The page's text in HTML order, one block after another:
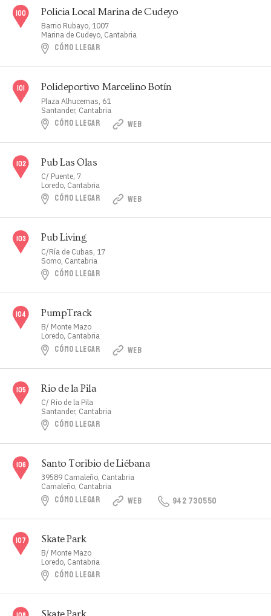
Policia Local Marina de Cudeyo
Barrio Rubayo, 1007
Marina de Cudeyo, Cantabria
CÓMO LLEGAR
Polideportivo Marcelino Botín
Plaza Alhucemas, 61
Santander, Cantabria
CÓMO LLEGAR WEB
Pub Las Olas
C/ Puente, 7
Loredo, Cantabria
CÓMO LLEGAR WEB
Pub Living
C/Ría de Cubas, 17
Somo, Cantabria
CÓMO LLEGAR
PumpTrack
B/ Monte Mazo
Loredo, Cantabria
CÓMO LLEGAR WEB
Rio de la Pila
C/ Rio de la Pila
Santander, Cantabria
CÓMO LLEGAR
Santo Toribio de Liébana
39589 Camaleño, Cantabria
Camaleño, Cantabria
CÓMO LLEGAR WEB 942 730550
Skate Park
B/ Monte Mazo
Loredo, Cantabria
CÓMO LLEGAR